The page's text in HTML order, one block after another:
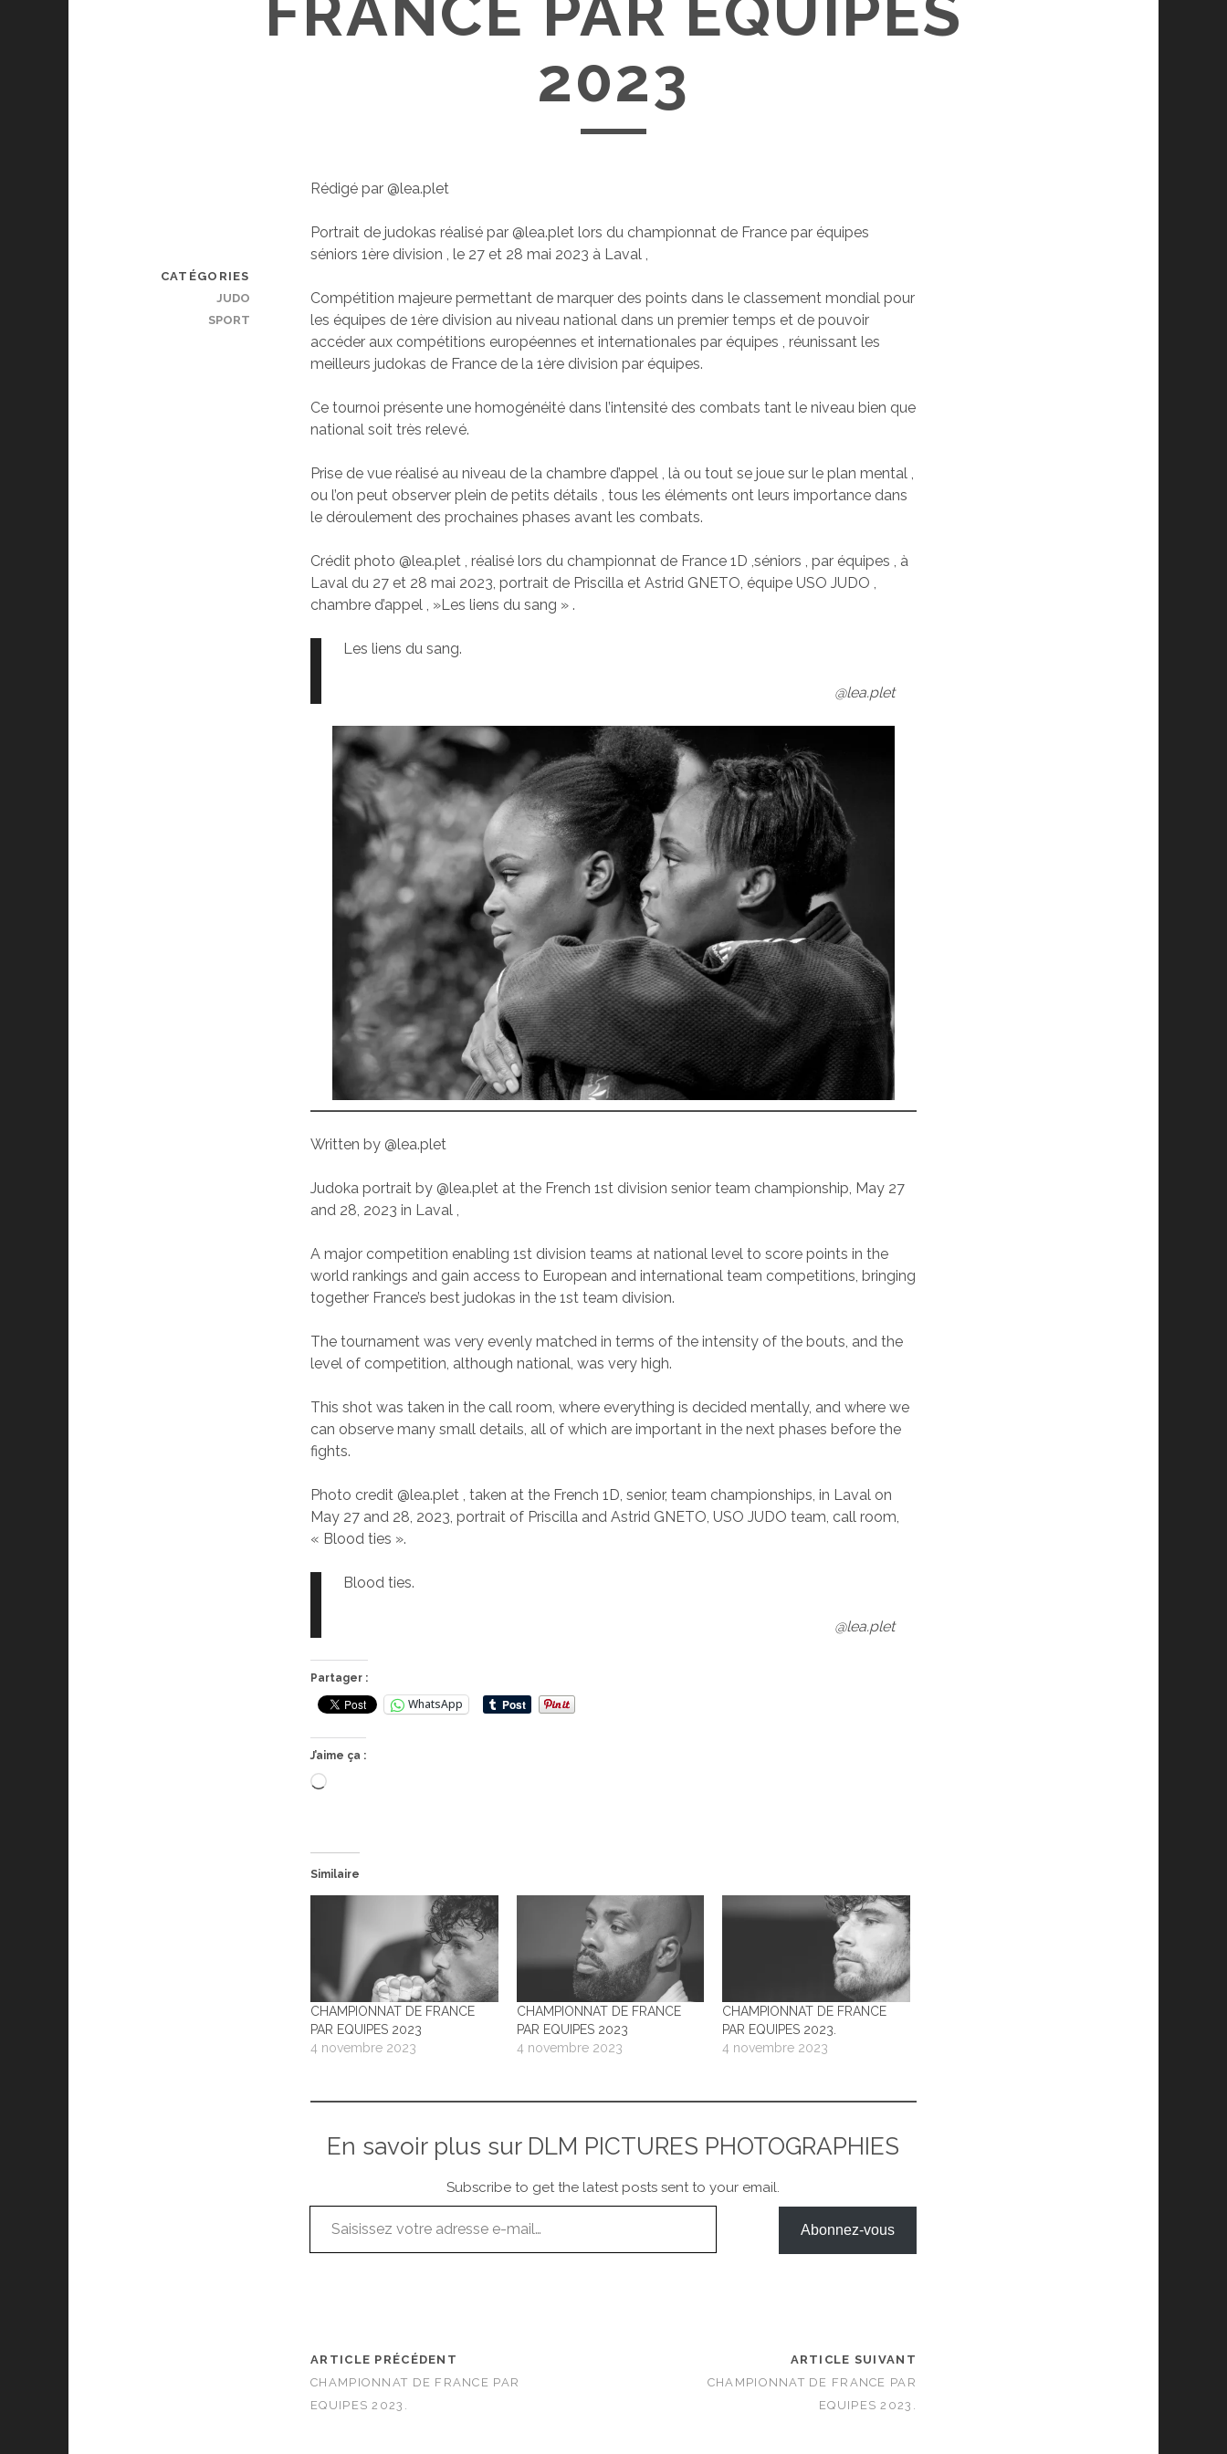
2023
Rédigé par @lea.plet
Portrait de judokas réalisé par @lea.plet lors du championnat de France par équipes
séniors 1ère division , le 27 et 28 mai 2023 à Laval ,
Compétition majeure permettant de marquer des points dans le classement mondial pour
les équipes de 1ère division au niveau national dans un premier temps et de pouvoir
accéder aux compétitions européennes et internationales par équipes , réunissant les
meilleurs judokas de France de la 1ère division par équipes.
Ce tournoi présente une homogénéité dans l’intensité des combats tant le niveau bien que
national soit très relevé.
Prise de vue réalisé au niveau de la chambre d’appel , là ou tout se joue sur le plan mental ,
ou l’on peut observer plein de petits détails , tous les éléments ont leurs importance dans
le déroulement des prochaines phases avant les combats.
Crédit photo @lea.plet , réalisé lors du championnat de France 1D ,séniors , par équipes , à
Laval du 27 et 28 mai 2023, portrait de Priscilla et Astrid GNETO, équipe USO JUDO ,
chambre d’appel , »Les liens du sang » .
Les liens du sang.
@lea.plet
Written by @lea.plet
Judoka portrait by @lea.plet at the French 1st division senior team championship, May 27
and 28, 2023 in Laval ,
A major competition enabling 1st division teams at national level to score points in the
world rankings and gain access to European and international team competitions, bringing
together France’s best judokas in the 1st team division.
The tournament was very evenly matched in terms of the intensity of the bouts, and the
level of competition, although national, was very high.
This shot was taken in the call room, where everything is decided mentally, and where we
can observe many small details, all of which are important in the next phases before the
fights.
Photo credit @lea.plet , taken at the French 1D, senior, team championships, in Laval on
May 27 and 28, 2023, portrait of Priscilla and Astrid GNETO, USO JUDO team, call room,
« Blood ties ».
Blood ties.
@lea.plet
Partager :
WhatsApp
J’aime ça :
Chargement…
Similaire
CHAMPIONNAT DE FRANCE
PAR EQUIPES 2023
4 novembre 2023
CHAMPIONNAT DE FRANCE
PAR EQUIPES 2023
4 novembre 2023
CHAMPIONNAT DE FRANCE
PAR EQUIPES 2023.
4 novembre 2023
En savoir plus sur DLM PICTURES PHOTOGRAPHIES
Subscribe to get the latest posts sent to your email.
Saisissez votre adresse e-mail…
Abonnez-vous
ARTICLE PRÉCÉDENT
CHAMPIONNAT DE FRANCE PAR
EQUIPES 2023.
ARTICLE SUIVANT
CHAMPIONNAT DE FRANCE PAR
EQUIPES 2023.
CATÉGORIES
JUDO
SPORT